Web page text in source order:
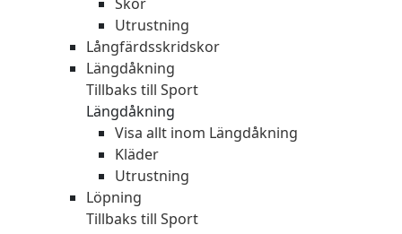
Utrustning
Långfärdsskridskor
Längdåkning
Tillbaks till Sport
Längdåkning
Visa allt inom Längdåkning
Kläder
Utrustning
Löpning
Tillbaks till Sport